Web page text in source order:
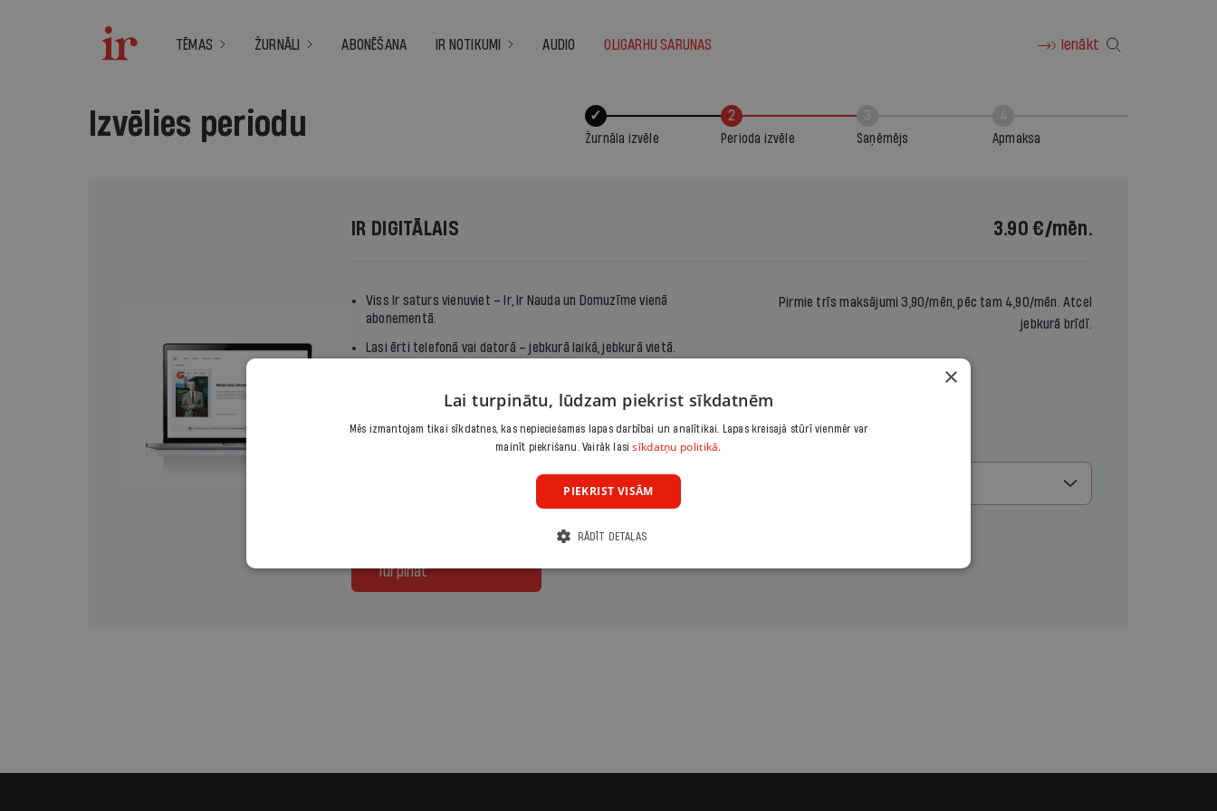
TĒMAS ŽURNĀLI ABONĒŠANA IR NOTIKUMI AUDIO OLIGARHU SARUNAS Ienākt
✓
Žurnāla izvēle
2
Perioda izvēle Saņēmējs Apmaksa
Izvēlies periodu
IR DIGITĀLAIS 3.90 €/mēn.
Viss Ir saturs vienuviet – Ir, Ir Nauda un Domuzīme vienā
abonementā.
Lasi ērti telefonā vai datorā – jebkurā laikā, jebkurā vietā.
Pirmie trīs maksājumi 3,90/mēn, pēc tam 4,90/mēn. Atcel
jebkurā brīdī.
Turpināt
×
Lai turpinātu, lūdzam piekrist sīkdatnēm
Mēs izmantojam tikai sīkdatnes, kas nepieciešamas lapas darbībai un analītikai. Lapas kreisajā stūrī vienmēr var
mainīt piekrišanu. Vairāk lasisīkdatņu politikā.
PIEKRIST VISĀM
RĀDĪT DETAĻAS